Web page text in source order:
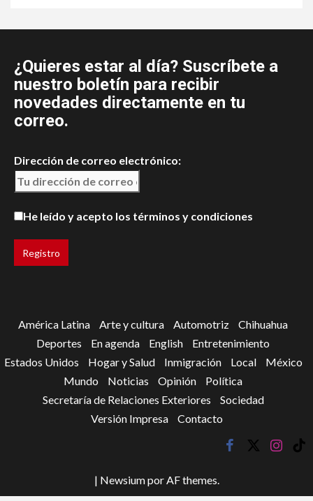
¿Quieres estar al día? Suscríbete a
nuestro boletín para recibir
novedades directamente en tu
correo.
Dirección de correo electrónico:
He leído y acepto los términos y condiciones
América Latina Arte y cultura Automotriz
Chihuahua
Deportes
En agenda English
Entretenimiento
Estados Unidos
Hogar y Salud Inmigración Local
México
Mundo
Noticias Opinión
Política
Secretaría de Relaciones Exteriores
Sociedad
Versión Impresa
Contacto
facebook
twitter
tik
| Newsiumpor AF themes.